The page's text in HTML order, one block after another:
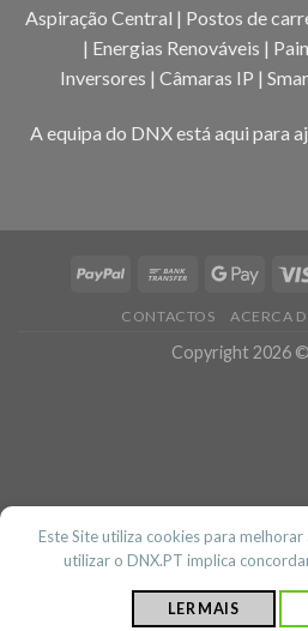
Aspiração Central | Postos de
| Energias Renováveis |
Inversores | Câmaras IP |
A equipa do DNX está aqui para
CONTACTOS ACERCA
Copyright 2026 ©
Este Site utiliza cookies para
utilizar o DNX.PT implica